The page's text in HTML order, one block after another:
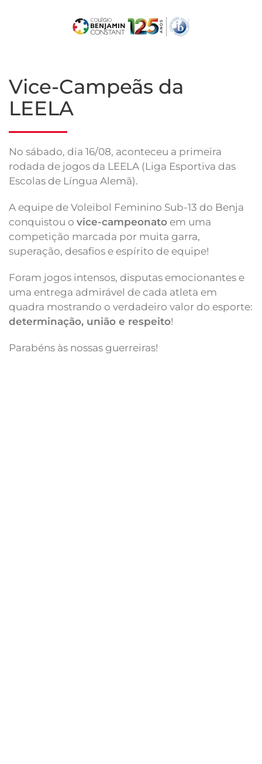
content
Vice-Campeãs da
LEELA
No sábado, dia 16/08, aconteceu a primeira
rodada de jogos da LEELA (Liga Esportiva das
Escolas de Língua Alemã).
A equipe de Voleibol Feminino Sub-13 do Benja
conquistou o vice-campeonato em uma
competição marcada por muita garra,
superação, desafios e espírito de equipe!
Foram jogos intensos, disputas emocionantes e
uma entrega admirável de cada atleta em
quadra mostrando o verdadeiro valor do esporte:
determinação, união e respeito!
Parabéns às nossas guerreiras!